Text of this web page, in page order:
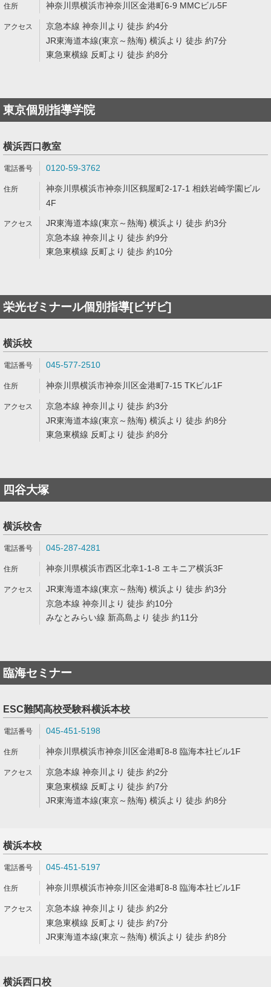
神奈川県横浜市神奈川区金港町6-9 MMCビル5F
京急本線 神奈川より 徒歩 約4分
JR東海道本線(東京～熱海) 横浜より 徒歩 約7分
東急東横線 反町より 徒歩 約8分
東京個別指導学院
横浜西口教室
0120-59-3762
神奈川県横浜市神奈川区鶴屋町2-17-1 相鉄岩崎学園ビル
4F
JR東海道本線(東京～熱海) 横浜より 徒歩 約3分
京急本線 神奈川より 徒歩 約9分
東急東横線 反町より 徒歩 約10分
栄光ゼミナール個別指導[ビザビ]
横浜校
045-577-2510
神奈川県横浜市神奈川区金港町7-15 TKビル1F
京急本線 神奈川より 徒歩 約3分
JR東海道本線(東京～熱海) 横浜より 徒歩 約8分
東急東横線 反町より 徒歩 約8分
四谷大塚
横浜校舎
045-287-4281
神奈川県横浜市西区北幸1-1-8 エキニア横浜3F
JR東海道本線(東京～熱海) 横浜より 徒歩 約3分
京急本線 神奈川より 徒歩 約10分
みなとみらい線 新高島より 徒歩 約11分
臨海セミナー
ESC難関高校受験科横浜本校
045-451-5198
神奈川県横浜市神奈川区金港町8-8 臨海本社ビル1F
京急本線 神奈川より 徒歩 約2分
東急東横線 反町より 徒歩 約7分
JR東海道本線(東京～熱海) 横浜より 徒歩 約8分
横浜本校
045-451-5197
神奈川県横浜市神奈川区金港町8-8 臨海本社ビル1F
京急本線 神奈川より 徒歩 約2分
東急東横線 反町より 徒歩 約7分
JR東海道本線(東京～熱海) 横浜より 徒歩 約8分
横浜西口校